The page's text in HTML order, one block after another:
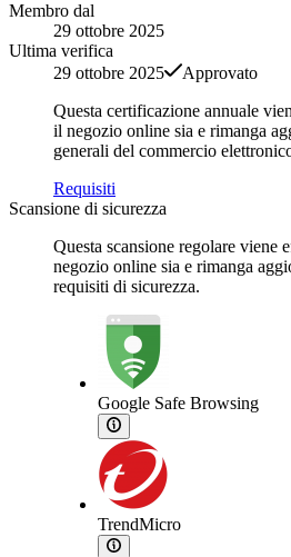
Membro dal
29 ottobre 2025
Ultima verifica
29 ottobre 2025
Approvato
Questa certificazione annuale
il negozio online sia e rimanga
generali del commercio
Requisiti
Scansione di sicurezza
Questa scansione regolare viene
negozio online sia e rimanga
requisiti di sicurezza.
Google Safe Browsing
TrendMicro